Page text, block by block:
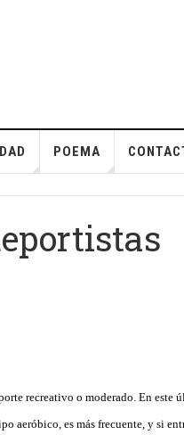
POEMA
recreativo o moderado. En este
es más frecuente, y si